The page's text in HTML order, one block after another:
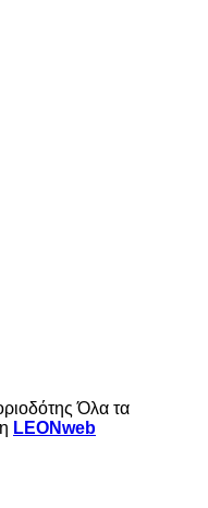
Όλα τα
LEONweb